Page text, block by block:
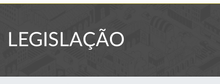
LEGISLAÇÃO